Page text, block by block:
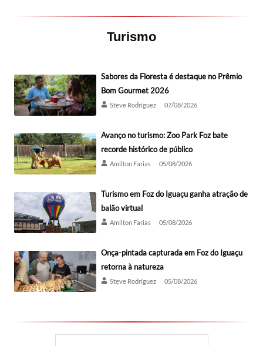
Turismo
Sabores da Floresta é destaque no Prêmio
Bom Gourmet 2026
Steve Rodríguez 07/08/2026
Avanço no turismo: Zoo Park Foz bate
recorde histórico de público
Amilton Farias 05/08/2026
Turismo em Foz do Iguaçu ganha atração de
balão virtual
Amilton Farias 05/08/2026
Onça-pintada capturada em Foz do Iguaçu
retorna à natureza
Steve Rodríguez 05/08/2026